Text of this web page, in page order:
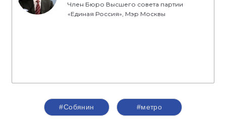
Член Бюро Высшего совета партии
«Единая Россия», Мэр Москвы
#Собянин #метро